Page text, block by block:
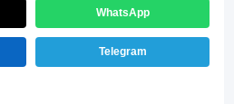
WhatsApp
Telegram